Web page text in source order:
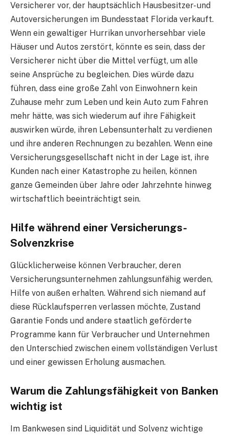
Versicherer vor, der hauptsächlich Hausbesitzer- und
Autoversicherungen im Bundesstaat Florida verkauft.
Wenn ein gewaltiger Hurrikan unvorhersehbar viele
Häuser und Autos zerstört, könnte es sein, dass der
Versicherer nicht über die Mittel verfügt, um alle
seine Ansprüche zu begleichen. Dies würde dazu
führen, dass eine große Zahl von Einwohnern kein
Zuhause mehr zum Leben und kein Auto zum Fahren
mehr hätte, was sich wiederum auf ihre Fähigkeit
auswirken würde, ihren Lebensunterhalt zu verdienen
und ihre anderen Rechnungen zu bezahlen. Wenn eine
Versicherungsgesellschaft nicht in der Lage ist, ihre
Kunden nach einer Katastrophe zu heilen, können
ganze Gemeinden über Jahre oder Jahrzehnte hinweg
wirtschaftlich beeinträchtigt sein.
Hilfe während einer Versicherungs-
Solvenzkrise
Glücklicherweise können Verbraucher, deren
Versicherungsunternehmen zahlungsunfähig werden,
Hilfe von außen erhalten. Während sich niemand auf
diese Rücklaufsperren verlassen möchte, Zustand
Garantie Fonds und andere staatlich geförderte
Programme kann für Verbraucher und Unternehmen
den Unterschied zwischen einem vollständigen Verlust
und einer gewissen Erholung ausmachen.
Warum die Zahlungsfähigkeit von Banken
wichtig ist
Im Bankwesen sind Liquidität und Solvenz wichtige